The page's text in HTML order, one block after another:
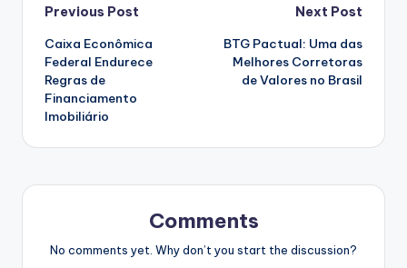
Post
navigation
Previous Post
Caixa Econômica
Federal Endurece
Regras de
Financiamento
Imobiliário
Next Post
BTG Pactual: Uma das
Melhores Corretoras
de Valores no Brasil
Comments
No comments yet. Why don’t you start the discussion?